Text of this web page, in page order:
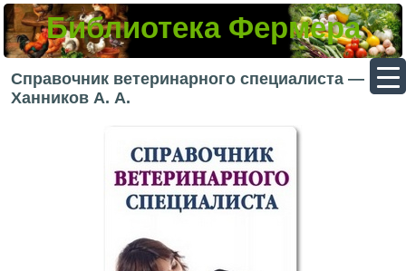
Библиотека Фермера
Справочник ветеринарного специалиста —
Ханников А. А.